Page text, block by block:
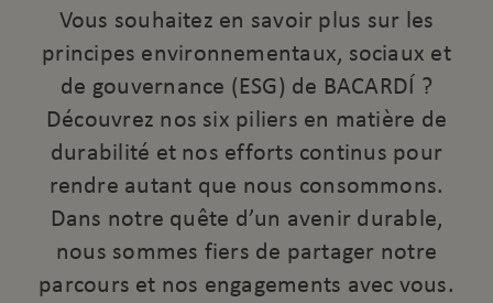
Vous souhaitez en savoir plus sur les
principes environnementaux, sociaux et
de gouvernance (ESG) de BACARDÍ ?
Découvrez nos six piliers en matière de
durabilité et nos efforts continus pour
rendre autant que nous consommons.
Dans notre quête d’un avenir durable,
nous sommes fiers de partager notre
parcours et nos engagements avec vous.